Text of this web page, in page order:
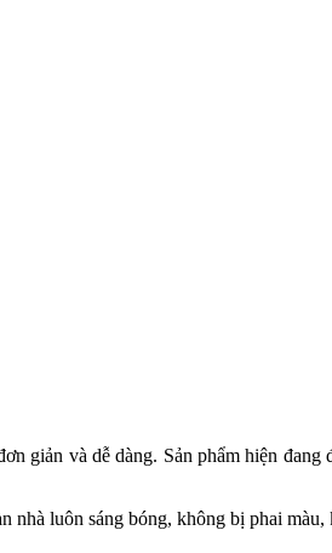
giản và dễ dàng. Sản phẩm hiện
nhà luôn sáng bóng, không bị phai